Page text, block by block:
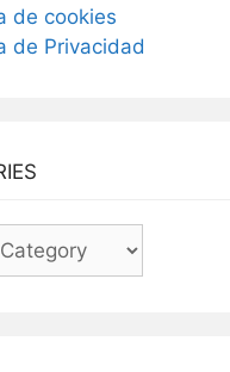
de cookies
de Privacidad